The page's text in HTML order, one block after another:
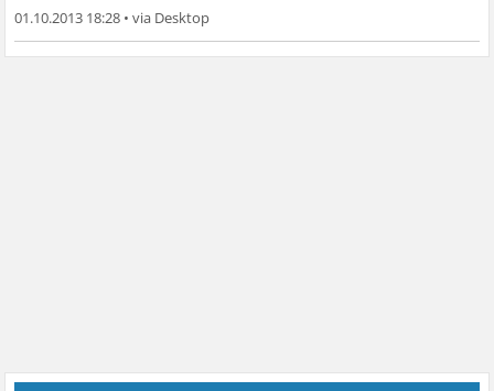
01.10.2013 18:28 •